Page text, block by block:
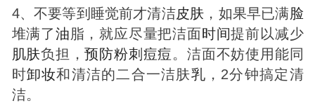
4、不要等到睡觉前才清洁皮肤 ，如果早已满脸
堆满了油脂，就应尽量把洁面时间提前以减少
肌肤负担，预防粉刺 痘痘。洁面不妨使用能同
时卸妆和清洁的二合一洁肤乳 ，2分钟搞定清
洁。